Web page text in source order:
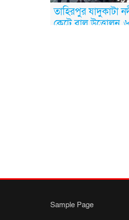
তাহিরপুর যাদুকাটা
কেটে বালু উত্তোলন,
Sample Page